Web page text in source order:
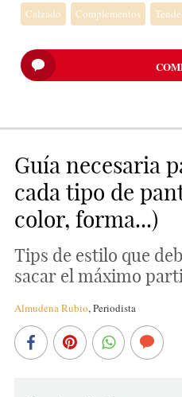
Calzado Complementos
Guía necesaria
cada tipo de
color, forma...)
Tips de estilo que
sacar el máximo
Almudena Rubio,Periodista